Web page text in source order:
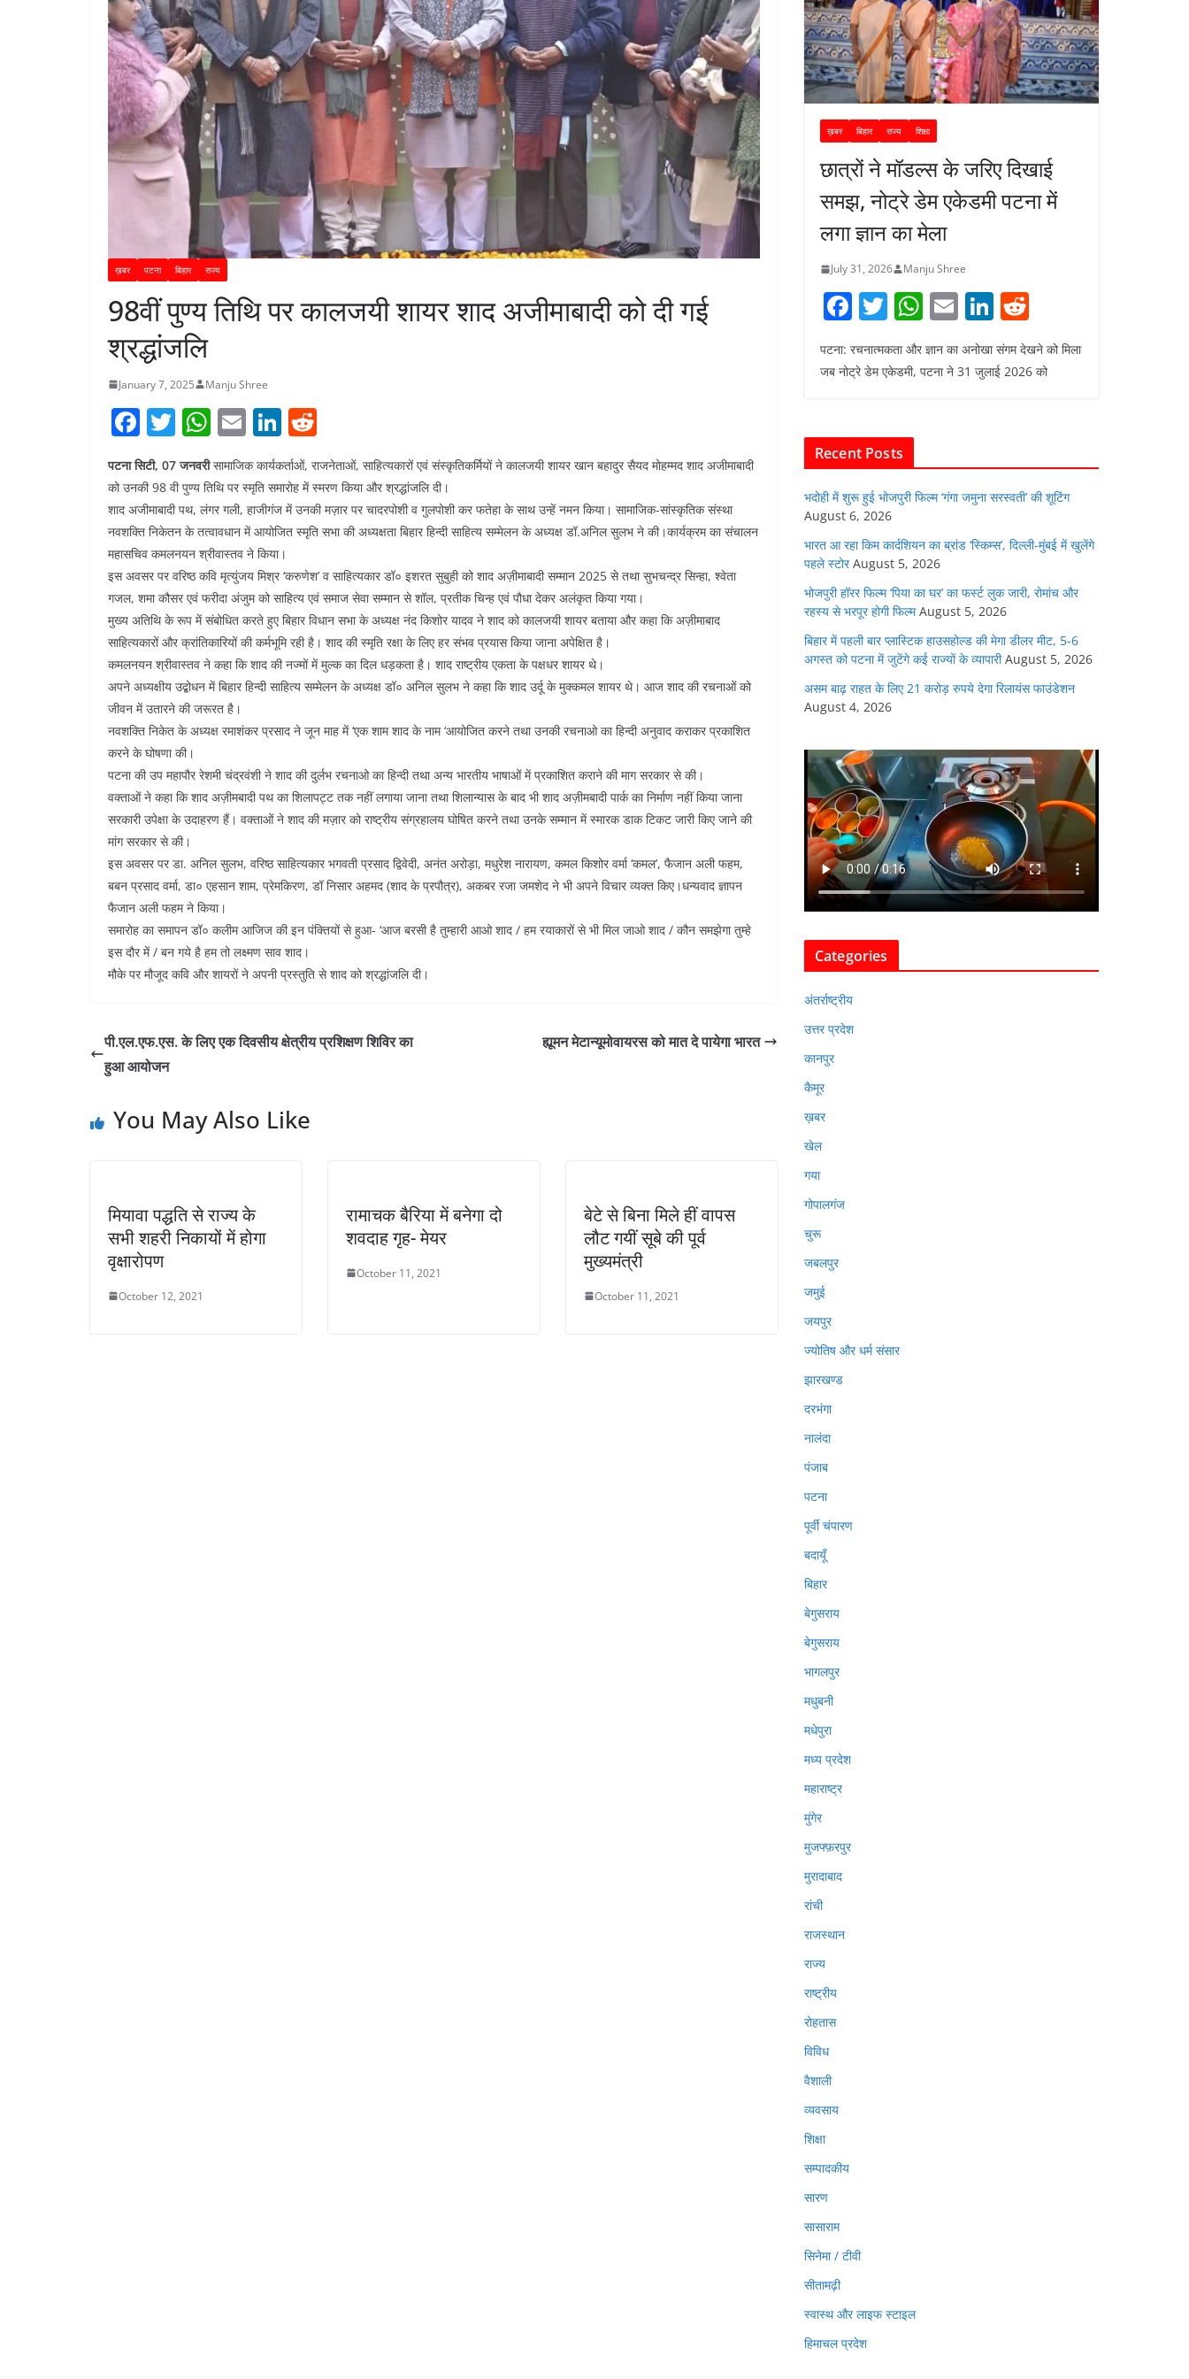
ख़बर पटना बिहार राज्य
98वीं पुण्य तिथि पर कालजयी शायर शाद अजीमाबादी को दी गई
श्रद्धांजलि
January 7, 2025 Manju Shree
F
a
c
e
b
o
o
k
T
itt
er
W
at
s
A
p
p
E
ai
l
Li
n
k
e
dI
n
e
d
di
t
पटना सिटी, 07 जनवरीसामाजिक कार्यकर्ताओं, राजनेताओं, साहित्यकारों एवं संस्कृतिकर्मियों ने कालजयी शायर खान बहादुर सैयद मोहम्मद शाद अजीमाबादी
को उनकी 98 वी पुण्य तिथि पर स्मृति समारोह में स्मरण किया और श्रद्धांजलि दी।
शाद अजीमाबादी पथ, लंगर गली, हाजीगंज में उनकी मज़ार पर चादरपोशी व गुलपोशी कर फतेहा के साथ उन्हें नमन किया। सामाजिक-सांस्कृतिक संस्था
नवशक्ति निकेतन के तत्वावधान में आयोजित स्मृति सभा की अध्यक्षता बिहार हिन्दी साहित्य सम्मेलन के अध्यक्ष डॉ.अनिल सुलभ ने की।कार्यक्रम का संचालन
महासचिव कमलनयन श्रीवास्तव ने किया।
इस अवसर पर वरिष्ठ कवि मृत्युंजय मिश्र ‘करुणेश’ व साहित्यकार डॉ० इशरत सुबुही को शाद अज़ीमाबादी सम्मान 2025 से तथा सुभचन्द्र सिन्हा, श्वेता
गजल, शमा कौसर एवं फरीदा अंजुम को साहित्य एवं समाज सेवा सम्मान से शॉल, प्रतीक चिन्ह एवं पौधा देकर अलंकृत किया गया।
मुख्य अतिथि के रूप में संबोधित करते हुए बिहार विधान सभा के अध्यक्ष नंद किशोर यादव ने शाद को कालजयी शायर बताया और कहा कि अज़ीमाबाद
साहित्यकारों और क्रांतिकारियों की कर्मभूमि रही है। शाद की स्मृति रक्षा के लिए हर संभव प्रयास किया जाना अपेक्षित है।
कमलनयन श्रीवास्तव ने कहा कि शाद की नज्मों में मुल्क का दिल धड़कता है। शाद राष्ट्रीय एकता के पक्षधर शायर थे।
अपने अध्यक्षीय उ‌द्बोधन में बिहार हिन्दी साहित्य सम्मेलन के अध्यक्ष डॉ० अनिल सुलभ ने कहा कि शाद उर्दू के मुक्कमल शायर थे। आज शाद की रचनाओं को
जीवन में उतारने की जरूरत है।
नवशक्ति निकेत के अध्यक्ष रमाशंकर प्रसाद ने जून माह में ‘एक शाम शाद के नाम ‘आयोजित करने तथा उनकी रचनाओ का हिन्दी अनुवाद कराकर प्रकाशित
करने के घोषणा की।
पटना की उप महापौर रेशमी चंद्रवंशी ने शाद की दुर्लभ रचनाओ का हिन्दी तथा अन्य भारतीय भाषाओं में प्रकाशित कराने की माग सरकार से की।
वक्ताओं ने कहा कि शाद अज़ीमबादी पथ का शिलापट्ट तक नहीं लगाया जाना तथा शिलान्यास के बाद भी शाद अज़ीमबादी पार्क का निर्माण नहीं किया जाना
सरकारी उपेक्षा के उदाहरण हैं। वक्ताओं ने शाद की मज़ार को राष्ट्रीय संग्रहालय घोषित करने तथा उनके सम्मान में स्मारक डाक टिकट जारी किए जाने की
मांग सरकार से की।
इस अवसर पर डा. अनिल सुलभ, वरिष्ठ साहित्यकार भगवती प्रसाद द्विवेदी, अनंत अरोड़ा, मधुरेश नारायण, कमल किशोर वर्मा ‘कमल’, फैजान अली फहम,
बबन प्रसाद वर्मा, डा० एहसान शाम, प्रेमकिरण, डॉ निसार अहमद (शाद के प्रपौत्र), अकबर रजा जमशेद ने भी अपने विचार व्यक्त किए।धन्यवाद ज्ञापन
फैजान अली फहम ने किया।
समारोह का समापन डॉ० कलीम आजिज की इन पंक्तियों से हुआ- ‘आज बरसी है तुम्हारी आओ शाद / हम रयाकारों से भी मिल जाओ शाद / कौन समझेगा तुम्हे
इस दौर में / बन गये है हम तो लक्ष्मण साव शाद।
मौके पर मौजूद कवि और शायरों ने अपनी प्रस्तुति से शाद को श्रद्धांजलि दी।
पी.एल.एफ.एस. के लिए एक दिवसीय क्षेत्रीय प्रशिक्षण शिविर का
हुआ आयोजन
ह्यूमन मेटान्यूमोवायरस को मात दे पायेगा भारत
You May Also Like
मियावा पद्धति से राज्य के
सभी शहरी निकायों में होगा
वृक्षारोपण
October 12, 2021
रामाचक बैरिया में बनेगा दो
शवदाह गृह- मेयर
October 11, 2021
बेटे से बिना मिले हीं वापस
लौट गयीं सूबे की पूर्व
मुख्यमंत्री
October 11, 2021
ख़बर बिहार राज्य शिक्षा
छात्रों ने मॉडल्स के जरिए दिखाई
समझ, नोट्रे डेम एकेडमी पटना में
लगा ज्ञान का मेला
July 31, 2026 Manju Shree
F
c
e
o
o
k
T
itt
W
at
p
E
m
ai
Li
n
k
e
e
d
पटना: रचनात्मकता और ज्ञान का अनोखा संगम देखने को मिला
जब नोट्रे डेम एकेडमी, पटना ने 31 जुलाई 2026 को
Recent Posts
भदोही में शुरू हुई भोजपुरी फिल्म ‘गंगा जमुना सरस्वती’ की शूटिंग
August 6, 2026
भारत आ रहा किम कार्दशियन का ब्रांड ‘स्किम्स’, दिल्ली-मुंबई में खुलेंगे
पहले स्टोर August 5, 2026
भोजपुरी हॉरर फिल्म ‘पिया का घर’ का फर्स्ट लुक जारी, रोमांच और
रहस्य से भरपूर होगी फिल्म August 5, 2026
बिहार में पहली बार प्लास्टिक हाउसहोल्ड की मेगा डीलर मीट, 5-6
अगस्त को पटना में जुटेंगे कई राज्यों के व्यापारी August 5, 2026
असम बाढ़ राहत के लिए 21 करोड़ रुपये देगा रिलायंस फाउंडेशन
August 4, 2026
Categories
अंतर्राष्ट्रीय
उत्तर प्रदेश
कानपुर
कैमूर
ख़बर
खेल
गया
गोपालगंज
चुरू
जबलपुर
जमुई
जयपुर
ज्योतिष और धर्म संसार
झारखण्ड
दरभंगा
नालंदा
पंजाब
पटना
पूर्वी चंपारण
बदायूँ
बिहार
बेगुसराय
बेगुसराय
भागलपुर
मधुबनी
मधेपुरा
मध्य प्रदेश
महाराष्ट्र
मुंगेर
मुजफ्फ़रपुर
मुरादाबाद
रांची
राजस्थान
राज्य
राष्ट्रीय
रोहतास
विविध
वैशाली
व्यवसाय
शिक्षा
सम्पादकीय
सारण
सासाराम
सिनेमा / टीवी
सीतामढ़ी
स्वास्थ और लाइफ स्टाइल
हिमाचल प्रदेश